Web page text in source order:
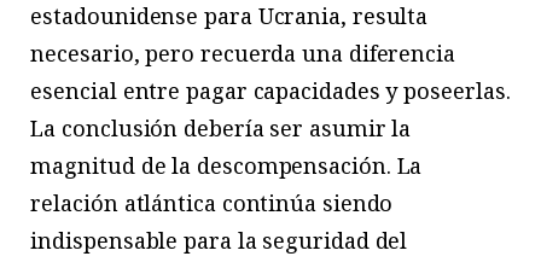
estadounidense para Ucrania, resulta
necesario, pero recuerda una diferencia
esencial entre pagar capacidades y poseerlas.
La conclusión debería ser asumir la
magnitud de la descompensación. La
relación atlántica continúa siendo
indispensable para la seguridad del